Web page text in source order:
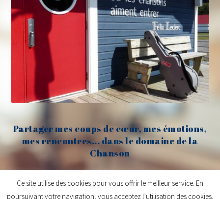
Partager mes coups de cœur, mes émotions,
mes rencontres... dans le domaine de la
Chanson
Claude Fèvre
Ce site utilise des cookies pour vous offrir le meilleur service. En
poursuivant votre navigation, vous acceptez l’utilisation des cookies.